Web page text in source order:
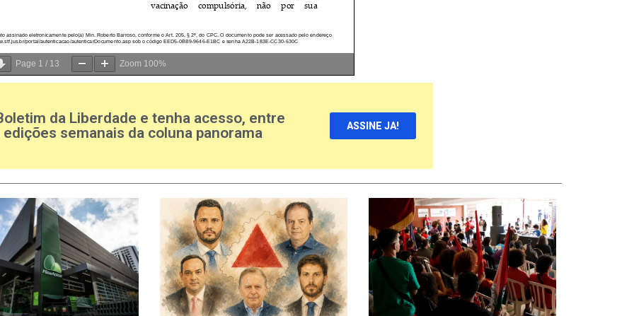
Page 1 / 13 Zoom 100%
da Liberdade e tenha acesso, entre
semanais da coluna panorama
ASSINE JA!